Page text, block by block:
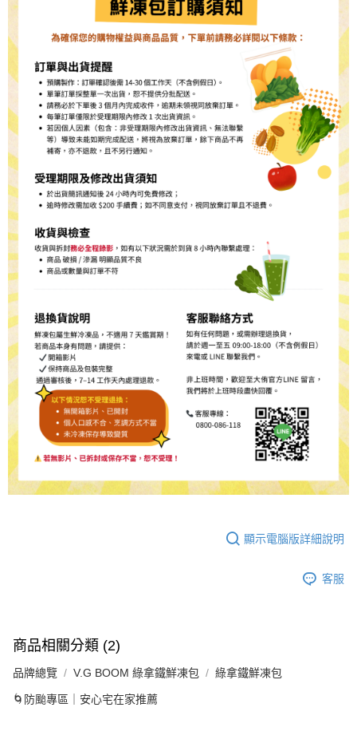
顯示電腦版詳細說明
客服
商品相關分類 (2)
品牌總覽 V.G BOOM 綠拿鐵鮮凍包 綠拿鐵鮮凍包
🌀防颱專區｜安心宅在家推薦